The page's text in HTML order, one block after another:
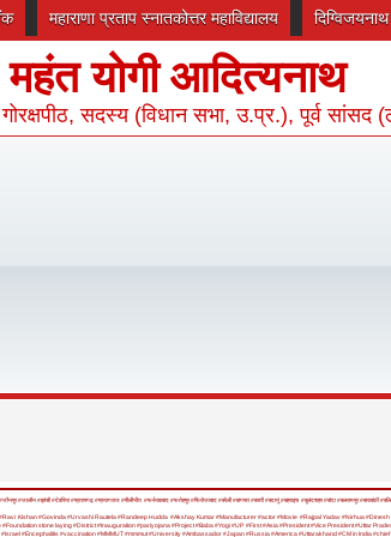
महाराणा प्रताप स्नातकोत्तर महाविद्यालय
महंत योगी आदित्यनाथ
गोरक्षपीठ, सदस्य (विधान सभा, उ.प्र.), पूर्व
#जौनपुर #जालौन #झांसी #देवरिया#प्रतापगढ़ #प्रयागराज #पीलीभीत #फर्रुखाबाद #फतेहपुर #फिरोजाबाद #बरेली#बागपत #बस्ती #बदायूं #बहराइच #बुलंदशहर #बांदा #बलरामपुर#बाराबंकी
#Ravi Kishan #Govinda #Urvashi Rautela #Randeep Hudda #Akshay Kumar#Manufacturer#actor #Movie #Rajpal Yadav #Nirhua#Dinesh
#Foundation stone laying#District#Inauguration #pariyojana #Project#Baba #Yogi #UP #First#Asia #President#Vice President#Uttar
#Israel #Encephalitis #vaccination #MMMUT #mmmut#University #Ambassador#Japan#Russia#America#Uttarakhand#CM in India#chief